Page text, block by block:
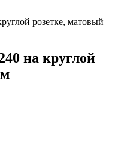
розетке, матовый
на круглой